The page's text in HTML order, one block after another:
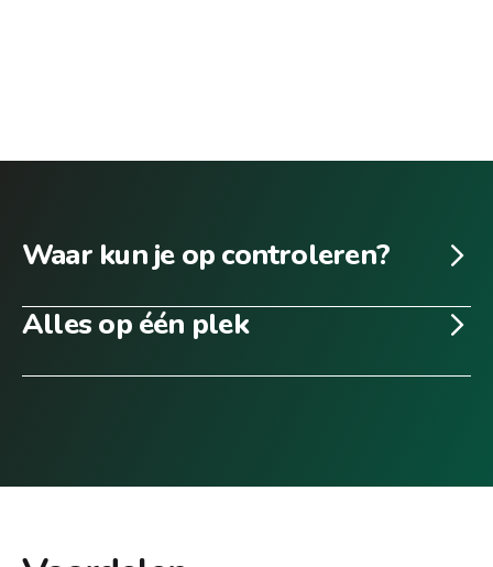
Waar kun je op controleren?
Alles op één plek